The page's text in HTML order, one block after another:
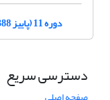
دوره 11 (پاییز 1388-1387)
دسترسی سریع